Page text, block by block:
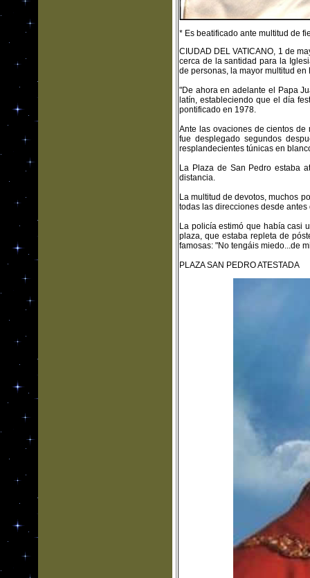
* Es beatificado ante multitud de
CIUDAD DEL VATICANO, 1 de
cerca de la santidad para la
de personas, la mayor multitud
"De ahora en adelante el Papa
latín, estableciendo que el día
pontificado en 1978.
Ante las ovaciones de cientos
fue desplegado segundos
resplandecientes túnicas en
La Plaza de San Pedro estaba
distancia.
La multitud de devotos, muchos
todas las direcciones desde
La policía estimó que había casi
plaza, que estaba repleta de
famosas: "No tengáis miedo...de
PLAZA SAN PEDRO ATESTADA